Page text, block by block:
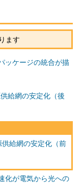
ます
ッケージの統合が描
給網の安定化（後
給網の安定化（前
化が電気から光への